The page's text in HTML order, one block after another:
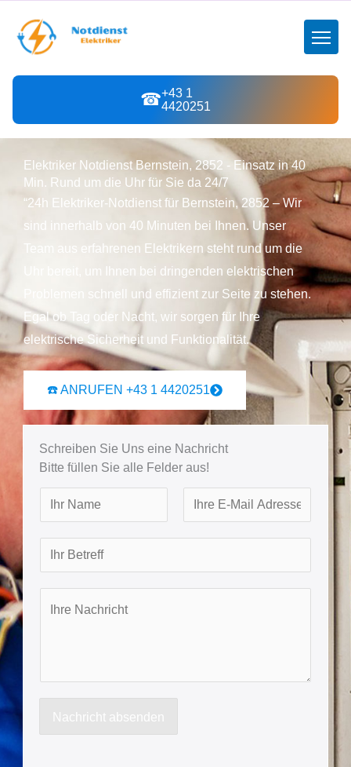
☎+43 1
4420251
Elektriker Notdienst Bernstein, 2852 - Einsatz in 40
Min. Rund um die Uhr für Sie da 24/7
“24h Elektriker-Notdienst für Bernstein, 2852 – Wir
sind innerhalb von 40 Minuten bei Ihnen. Unser
Team aus erfahrenen Elektrikern steht rund um die
Uhr bereit, um Ihnen bei dringenden elektrischen
Problemen schnell und effizient zur Seite zu stehen.
Egal ob Tag oder Nacht, wir sorgen für Ihre
elektrische Sicherheit und Funktionalität.
☎️ ANRUFEN +43 1 4420251
Schreiben Sie Uns eine Nachricht
Bitte füllen Sie alle Felder aus!
a
r
s
s
t
e
f
c
Nachricht absenden